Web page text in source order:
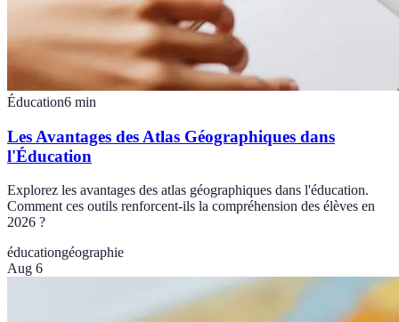
Éducation6 min
Les Avantages des Atlas Géographiques dans
l'Éducation
Explorez les avantages des atlas géographiques dans l'éducation.
Comment ces outils renforcent-ils la compréhension des élèves en
2026 ?
éducationgéographie
Aug 6